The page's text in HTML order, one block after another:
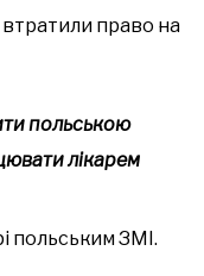
право на
польською
лікарем
польським ЗМІ.